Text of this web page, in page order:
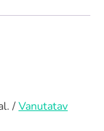
/Vanutatav